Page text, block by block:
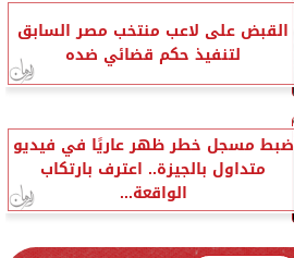
القبض على لاعب منتخب مصر السابق
لتنفيذ حكم قضائي ضده
ضبط مسجل خطر ظهر عاريًا في فيديو
متداول بالجيزة.. اعترف بارتكاب
الواقعة...